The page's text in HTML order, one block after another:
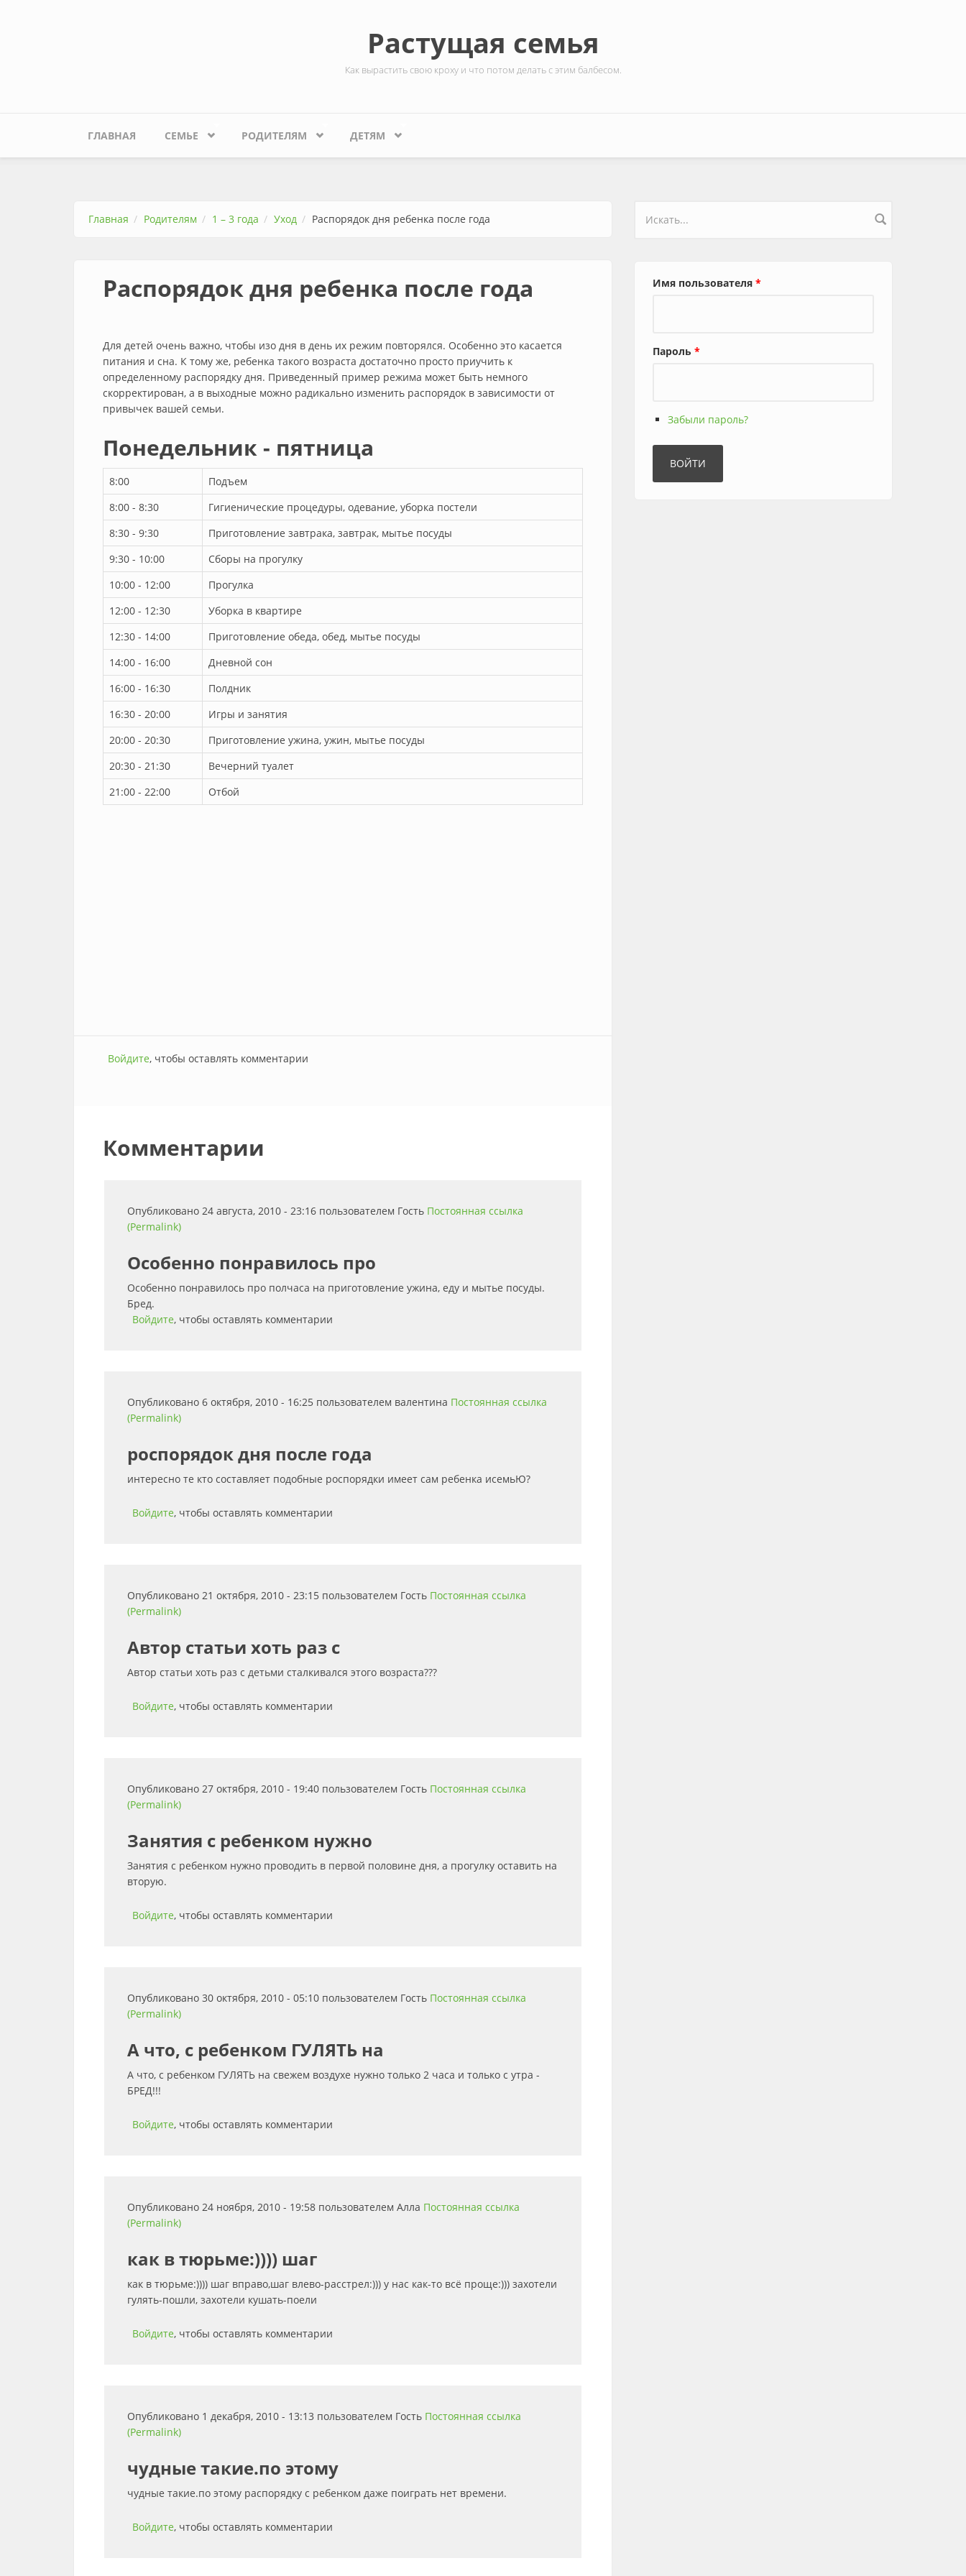
Растущая семья
Как вырастить свою кроху и что потом делать с этим балбесом.
ГЛАВНАЯ СЕМЬЕ РОДИТЕЛЯМ ДЕТЯМ
Главная Родителям 1 – 3 года Уход Распорядок дня ребенка после года
Распорядок дня ребенка после года
Для детей очень важно, чтобы изо дня в день их режим повторялся. Особенно это касается
питания и сна. К тому же, ребенка такого возраста достаточно просто приучить к
определенному распорядку дня. Приведенный пример режима может быть немного
скорректирован, а в выходные можно радикально изменить распорядок в зависимости от
привычек вашей семьи.
Понедельник - пятница
8:00
Подъем
8:00 - 8:30
Гигиенические процедуры, одевание, уборка постели
8:30 - 9:30
Приготовление завтрака, завтрак, мытье посуды
9:30 - 10:00
Сборы на прогулку
10:00 - 12:00
Прогулка
12:00 - 12:30
Уборка в квартире
12:30 - 14:00
Приготовление обеда, обед, мытье посуды
14:00 - 16:00
Дневной сон
16:00 - 16:30
Полдник
16:30 - 20:00
Игры и занятия
20:00 - 20:30
Приготовление ужина, ужин, мытье посуды
20:30 - 21:30
Вечерний туалет
21:00 - 22:00
Отбой
Войдите, чтобы оставлять комментарии
Комментарии
Опубликовано 24 августа, 2010 - 23:16 пользователем Гость Постоянная ссылка
(Permalink)
Особенно понравилось про
Особенно понравилось про полчаса на приготовление ужина, еду и мытье посуды.
Бред.
Войдите, чтобы оставлять комментарии
Опубликовано 6 октября, 2010 - 16:25 пользователем валентина Постоянная ссылка
(Permalink)
роспорядок дня после года
интересно те кто составляет подобные роспорядки имеет сам ребенка исемьЮ?
Войдите, чтобы оставлять комментарии
Опубликовано 21 октября, 2010 - 23:15 пользователем Гость Постоянная ссылка
(Permalink)
Автор статьи хоть раз с
Автор статьи хоть раз с детьми сталкивался этого возраста???
Войдите, чтобы оставлять комментарии
Опубликовано 27 октября, 2010 - 19:40 пользователем Гость Постоянная ссылка
(Permalink)
Занятия с ребенком нужно
Занятия с ребенком нужно проводить в первой половине дня, а прогулку оставить на
вторую.
Войдите, чтобы оставлять комментарии
Опубликовано 30 октября, 2010 - 05:10 пользователем Гость Постоянная ссылка
(Permalink)
А что, с ребенком ГУЛЯТЬ на
А что, с ребенком ГУЛЯТЬ на свежем воздухе нужно только 2 часа и только с утра -
БРЕД!!!
Войдите, чтобы оставлять комментарии
Опубликовано 24 ноября, 2010 - 19:58 пользователем Алла Постоянная ссылка
(Permalink)
как в тюрьме:)))) шаг
как в тюрьме:)))) шаг вправо,шаг влево-расстрел:))) у нас как-то всё проще:))) захотели
гулять-пошли, захотели кушать-поели
Войдите, чтобы оставлять комментарии
Опубликовано 1 декабря, 2010 - 13:13 пользователем Гость Постоянная ссылка
(Permalink)
чудные такие.по этому
чудные такие.по этому распорядку с ребенком даже поиграть нет времени.
Войдите, чтобы оставлять комментарии
Форма поиска
Имя пользователя *
Пароль *
Забыли пароль?